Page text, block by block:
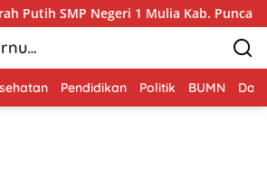
SMP Negeri 1 Mulia Kab. Puncak Jaya
Pendidikan Politik BUMN